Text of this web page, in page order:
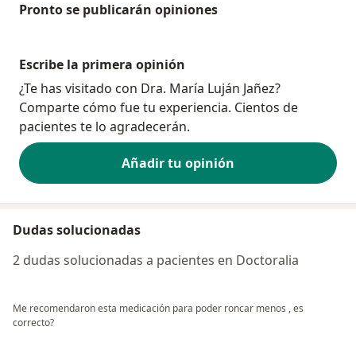
Pronto se publicarán opiniones
Escribe la primera opinión
¿Te has visitado con Dra. María Luján Jañez?
Comparte cómo fue tu experiencia. Cientos de
pacientes te lo agradecerán.
Añadir tu opinión
Dudas solucionadas
2 dudas solucionadas a pacientes en Doctoralia
Me recomendaron esta medicación para poder roncar menos , es
correcto?